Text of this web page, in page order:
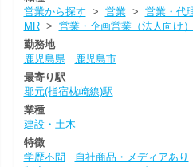
営業から探す > 営業> 営業・代
MR> 営業・企画営業（法人向け）
勤務地
鹿児島県
鹿児島市
最寄り駅
郡元(指宿枕崎線)駅
業種
建設・土木
特徴
学歴不問
自社商品・メディアあり